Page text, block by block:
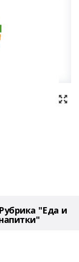
Рубрика "Еда и